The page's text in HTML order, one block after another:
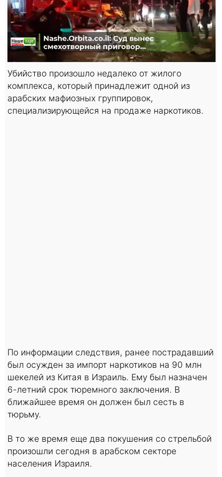
Убийство произошло недалеко от жилого
комплекса, который принадлежит одной из
арабских мафиозных группировок,
специализирующейся на продаже наркотиков.
По информации следствия, ранее пострадавший
был осужден за импорт наркотиков на 90 млн
шекелей из Китая в Израиль. Ему был назначен
6-летний срок тюремного заключения. В
ближайшее время он должен был сесть в
тюрьму.
В то же время еще два покушения со стрельбой
произошли сегодня в арабском секторе
населения Израиля.